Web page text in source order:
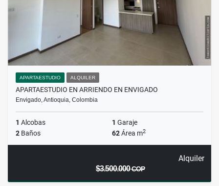
APARTAESTUDIO ALQUILER
APARTAESTUDIO EN ARRIENDO EN ENVIGADO
Envigado, Antioquia, Colombia
1 Alcobas 1 Garaje
2 Baños 62Área m2
Alquiler
$3.500.000COP